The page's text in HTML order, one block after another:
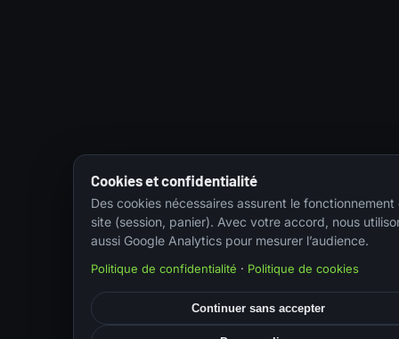
Cookies et confidentialité
Des cookies nécessaires assurent le fonctionnement
site (session, panier). Avec votre accord, nous
aussi Google Analytics pour mesurer l’audience.
Politique de confidentialité · Politique de cookies
Continuer sans accepter